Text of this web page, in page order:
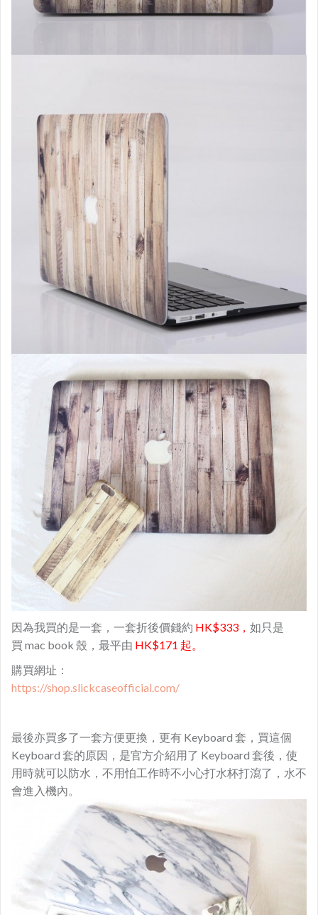
因為我買的是一套，一套折後價錢約 HK$333， 如只是
買 mac book 殼，最平由 HK$171 起。
購買網址：
https://shop.slickcaseofficial.com/
最後亦買多了一套方便更換，更有 Keyboard 套，買這個
Keyboard 套的原因，是官方介紹用了 Keyboard 套後，使
用時就可以防水，不用怕工作時不小心打水杯打瀉了，水不
會進入機內。